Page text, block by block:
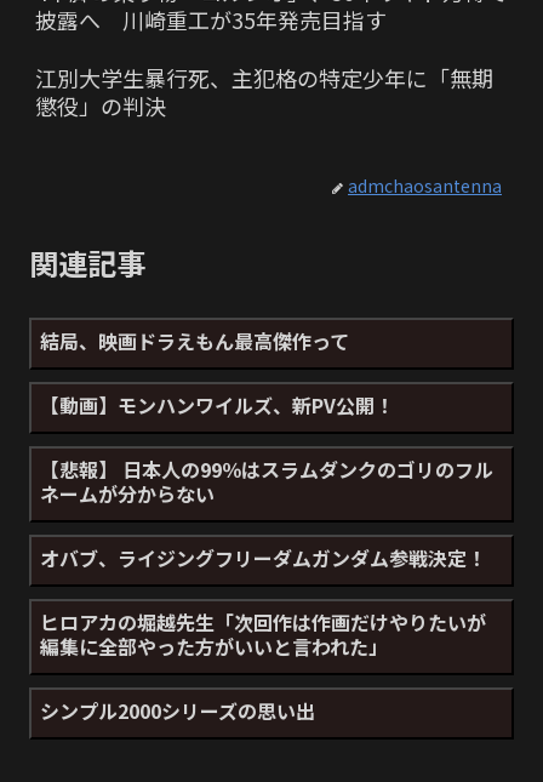
披露へ 川崎重工が35年発売目指す
江別大学生暴行死、主犯格の特定少年に「無期
懲役」の判決
admchaosantenna
関連記事
結局、映画ドラえもん最高傑作って
【動画】モンハンワイルズ、新PV公開！
【悲報】 日本人の99％はスラムダンクのゴリのフル
ネームが分からない
オバブ、ライジングフリーダムガンダム参戦決定！
ヒロアカの堀越先生「次回作は作画だけやりたいが
編集に全部やった方がいいと言われた」
シンプル2000シリーズの思い出